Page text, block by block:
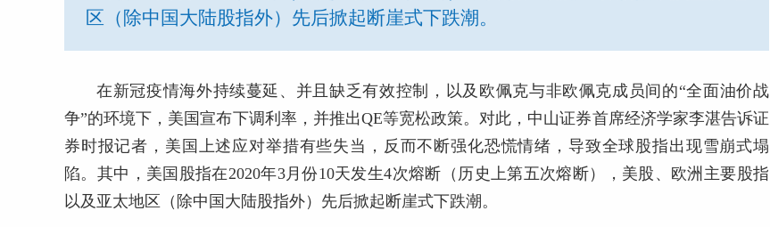
区（除中国大陆股指外）先后掀起断崖式下跌潮。
在新冠疫情海外持续蔓延、并且缺乏有效控制，以及欧佩克与非欧佩克成员间的“全面油价战
争”的环境下，美国宣布下调利率，并推出QE等宽松政策。对此，中山证券首席经济学家李湛告诉证
券时报记者，美国上述应对举措有些失当，反而不断强化恐慌情绪，导致全球股指出现雪崩式塌
陷。其中，美国股指在2020年3月份10天发生4次熔断（历史上第五次熔断），美股、欧洲主要股指
以及亚太地区（除中国大陆股指外）先后掀起断崖式下跌潮。